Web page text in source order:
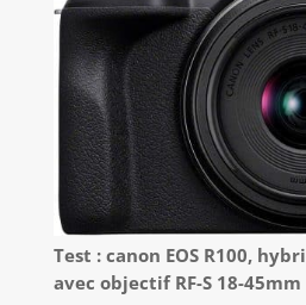
Test : canon EOS R100,
avec objectif RF-S 18-45mm